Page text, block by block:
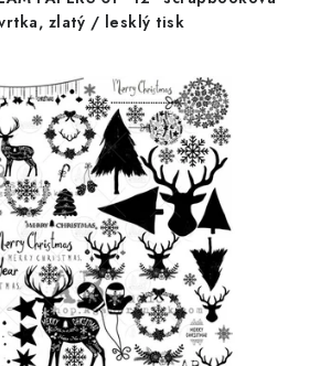
zlatý / lesklý tisk